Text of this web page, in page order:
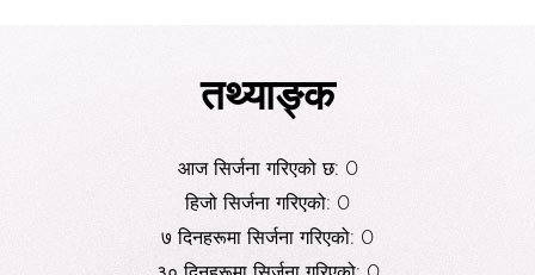
तथ्याङ्क
आज सिर्जना गरिएको छ: 0
हिजो सिर्जना गरिएको: 0
७ दिनहरूमा सिर्जना गरिएको: 0